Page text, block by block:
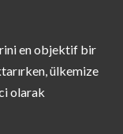
en objektif bir
ülkemize
olarak